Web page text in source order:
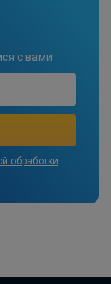
с вами
обработки